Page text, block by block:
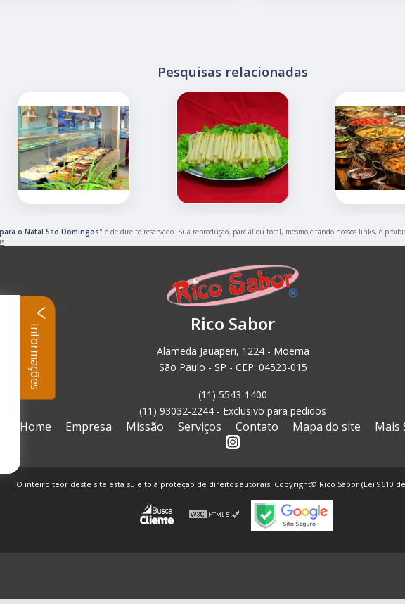
Pesquisas relacionadas
o Natal São Domingos" é de direito reservado. Sua reprodução, parcial ou total, mesmo citando nossos links, é
.
Rico Sabor
Alameda Jauaperi, 1224 - Moema
São Paulo - SP - CEP: 04523-015
(11) 5543-1400
(11) 93032-2244 - Exclusivo para pedidos
Home Empresa Missão Serviços Contato Mapa do site Mais
O inteiro teor deste site está sujeito à proteção de direitos autorais. Copyright© Rico Sabor (Lei 9610 de
Informações